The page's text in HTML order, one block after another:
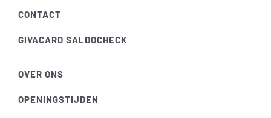
CONTACT
GIVACARD SALDOCHECK
OVER ONS
OPENINGSTIJDEN